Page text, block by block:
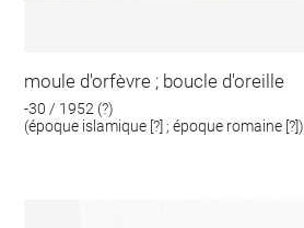
moule d'orfèvre ; boucle d'oreille
-30 / 1952 (?)
(époque islamique [?] ; époque romaine [?])